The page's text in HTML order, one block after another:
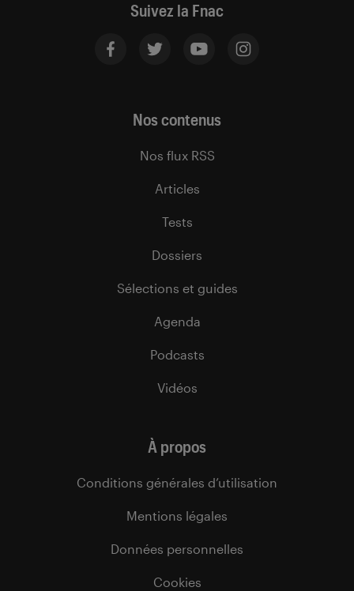
Suivez la Fnac
Nos contenus
Nos flux RSS
Articles
Tests
Dossiers
Sélections et guides
Agenda
Podcasts
Vidéos
À propos
Conditions générales d’utilisation
Mentions légales
Données personnelles
Cookies